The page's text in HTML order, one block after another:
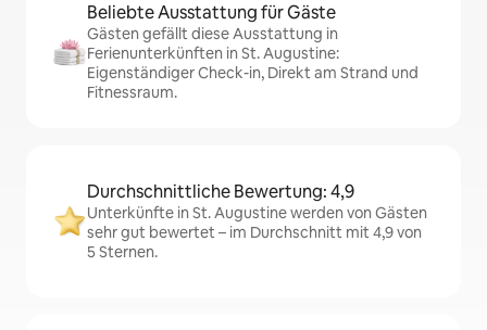
Beliebte Ausstattung für Gäste
Gästen gefällt diese Ausstattung in
Ferienunterkünften in St. Augustine:
Eigenständiger Check-in, Direkt am Strand und
Fitnessraum.
Durchschnittliche Bewertung: 4,9
Unterkünfte in St. Augustine werden von Gästen
sehr gut bewertet – im Durchschnitt mit 4,9 von
5 Sternen.